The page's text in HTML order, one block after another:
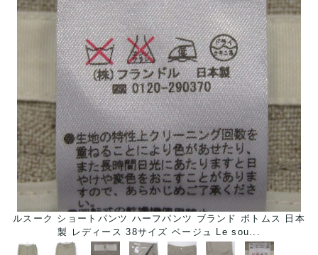
ルスーク ショートパンツ ハーフパンツ ブランド ボトムス 日本
製 レディース 38サイズ ベージュ Le sou...